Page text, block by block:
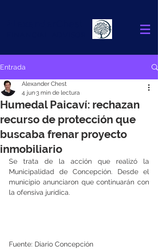
Entrada
Humedal Paicaví: rechazan
recurso de protección que
buscaba frenar proyecto
inmobiliario
Alexander Chest
4 jun3 min de lectura
Se trata de la acción que realizó la
Municipalidad de Concepción. Desde el
municipio anunciaron que continuarán con
la ofensiva jurídica.
Fuente: Diario Concepción